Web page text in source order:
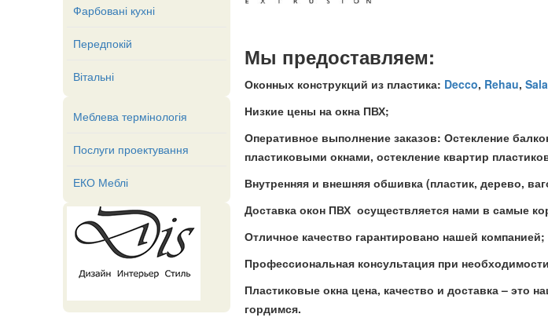
Фарбовані кухні
Передпокій
Вітальні
Меблева термінологія
Послуги проектування
ЕКО Меблі
Мы предоставляем:
Оконных конструкций из пластика: Decco, Rehau,
Низкие цены на окна ПВХ;
Оперативное выполнение заказов: Остекление
пластиковыми окнами, остекление квартир
Внутренняя и внешняя обшивка (пластик, дерево,
Доставка окон ПВХ осуществляется нами в самые
Отличное качество гарантировано нашей компанией;
Профессиональная консультация при
Пластиковые окна цена, качество и доставка –
гордимся.